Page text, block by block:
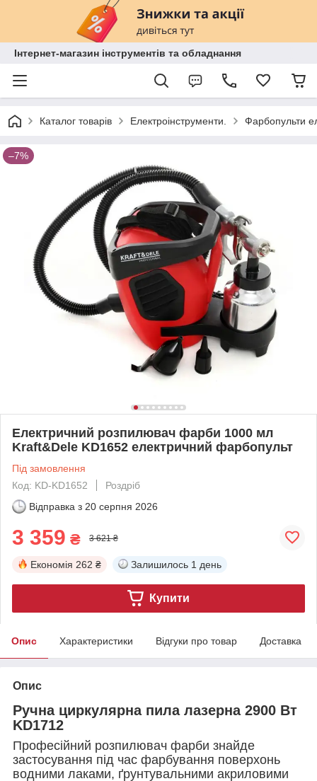
Інтернет-магазин інструментів та обладнання
Каталог товарів Електроінструменти. Фарбопульти
–7%
Електричний розпилювач фарби 1000 мл
Kraft&Dele KD1652 електричний фарбопульт
Під замовлення
Код: KD-KD1652
Роздріб
Відправка з 20 серпня 2026
3 359 ₴ 3 621 ₴
Економія 262 ₴ Залишилось 1 день
Купити
Опис Характеристики Відгуки про товар Доставка
Опис
Ручна циркулярна пила лазерна 2900 Вт
KD1712
Професійний розпилювач фарби знайде
застосування під час фарбування поверхонь
водними лаками, ґрунтувальними акриловими